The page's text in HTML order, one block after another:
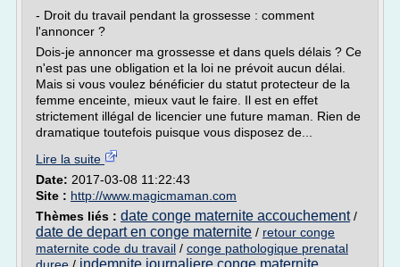
- Droit du travail pendant la grossesse : comment
l'annoncer ?
Dois-je annoncer ma grossesse et dans quels délais ? Ce
n'est pas une obligation et la loi ne prévoit aucun délai.
Mais si vous voulez bénéficier du statut protecteur de la
femme enceinte, mieux vaut le faire. Il est en effet
strictement illégal de licencier une future maman. Rien de
dramatique toutefois puisque vous disposez de...
Lire la suite
Date: 2017-03-08 11:22:43
Site : http://www.magicmaman.com
Thèmes liés : date conge maternite accouchement/
date de depart en conge maternite / retour conge
maternite code du travail / conge pathologique prenatal
indemnite journaliere conge maternite